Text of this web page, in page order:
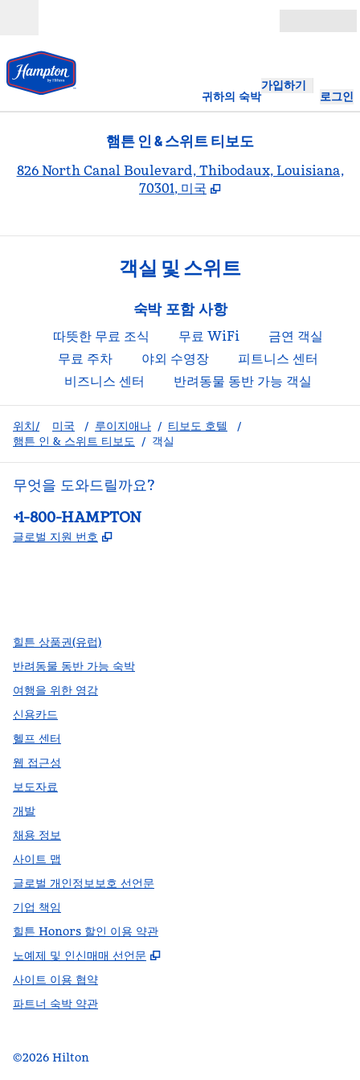
귀하의 숙박
가입하기
로그인
햄튼 인 & 스위트 티보도
826 North Canal Boulevard, Thibodaux, Louisiana,
70301, 미국
객실 및 스위트
숙박 포함 사항
따뜻한 무료 조식 무료 WiFi
금연 객실
무료 주차
야외 수영장
피트니스 센터
비즈니스 센터
반려동물 동반 가능 객실
위치/ 미국 / 루이지애나 / 티보도 호텔
/
햄튼 인 & 스위트 티보도 / 객실
무엇을 도와드릴까요?
전화:
+1-800-HAMPTON
글로벌 지원 번호 ,
힐튼 상품권(유럽)
반려동물 동반 가능 숙박
여행을 위한 영감
신용카드
헬프 센터
웹 접근성
보도자료
개발
채용 정보
사이트 맵
글로벌 개인정보보호 선언문
기업 책임
힐튼 Honors 할인 이용 약관
노예제 및 인신매매 선언문
,
사이트 이용 협약
파트너 숙박 약관
©2026 Hilton